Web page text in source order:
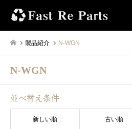
製品紹介 N-WGN
N-WGN
並べ替え条件
新しい順 古い順